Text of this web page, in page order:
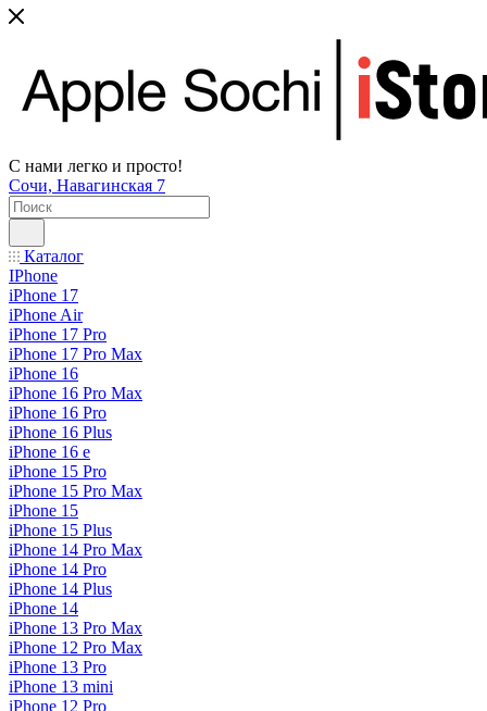
С нами легко и просто!
Сочи, Навагинская 7
Каталог
IPhone
iPhone 17
iPhone Air
iPhone 17 Pro
iPhone 17 Pro Max
iPhone 16
iPhone 16 Pro Max
iPhone 16 Pro
iPhone 16 Plus
iPhone 16 e
iPhone 15 Pro
iPhone 15 Pro Max
iPhone 15
iPhone 15 Plus
iPhone 14 Pro Max
iPhone 14 Pro
iPhone 14 Plus
iPhone 14
iPhone 13 Pro Max
iPhone 12 Pro Max
iPhone 13 Pro
iPhone 13 mini
iPhone 12 Pro